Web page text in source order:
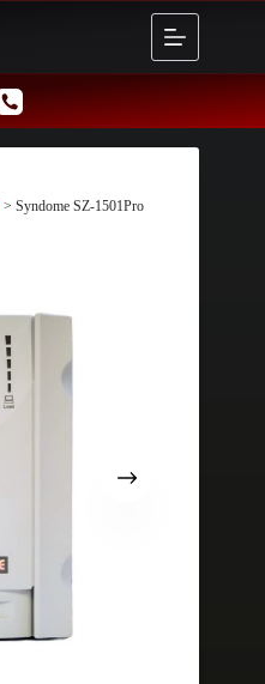
> Syndome SZ-1501Pro